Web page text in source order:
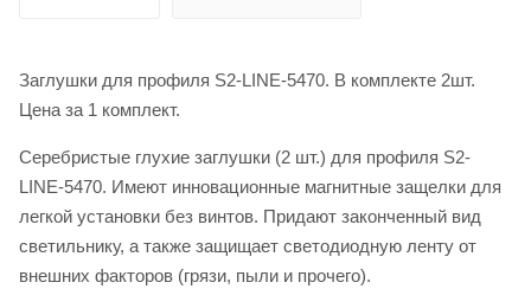
Заглушки для профиля S2-LINE-5470. В комплекте 2шт.
Цена за 1 комплект.
Серебристые глухие заглушки (2 шт.) для профиля S2-
LINE-5470. Имеют инновационные магнитные защелки для
легкой установки без винтов. Придают законченный вид
светильнику, а также защищает светодиодную ленту от
внешних факторов (грязи, пыли и прочего).